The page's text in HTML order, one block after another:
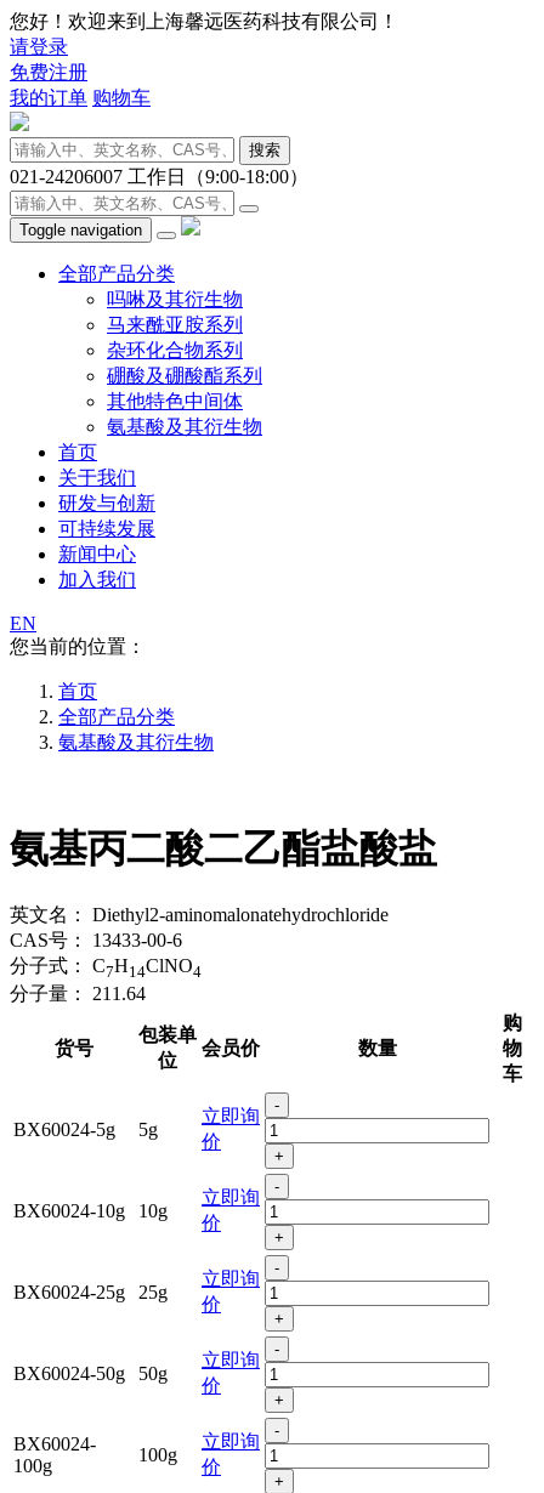
您好！欢迎来到上海馨远医药科技有限公司！
请登录
免费注册
我的订单 购物车
搜索
021-24206007 工作日（9:00-18:00）
Toggle navigation
全部产品分类
吗啉及其衍生物
马来酰亚胺系列
杂环化合物系列
硼酸及硼酸酯系列
其他特色中间体
氨基酸及其衍生物
首页
关于我们
研发与创新
可持续发展
新闻中心
加入我们
EN
您当前的位置：
首页
全部产品分类
氨基酸及其衍生物
氨基丙二酸二乙酯盐酸盐
英文名：
Diethyl2-aminomalonatehydrochloride
CAS号：
13433-00-6
分子式：
C7H14ClNO4
分子量： 211.64
货号
包装单
位
会员价 数量
购
物
车
BX60024-5g 5g
立即询
价
-
+
BX60024-10g 10g
立即询
价
-
+
BX60024-25g 25g
立即询
价
-
+
BX60024-50g 50g
立即询
价
-
+
BX60024-
100g
100g
立即询
价
-
+